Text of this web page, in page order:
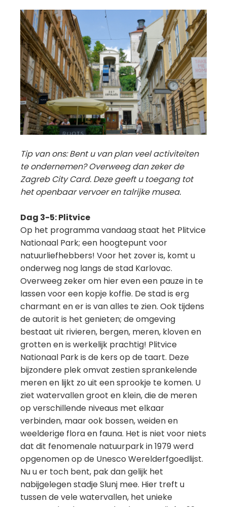
Tip van ons: Bent u van plan veel activiteiten
te ondernemen? Overweeg dan zeker de
Zagreb City Card. Deze geeft u toegang tot
het openbaar vervoer en talrijke musea.
Dag 3-5: Plitvice
Op het programma vandaag staat het Plitvice
Nationaal Park; een hoogtepunt voor
natuurliefhebbers! Voor het zover is, komt u
onderweg nog langs de stad Karlovac.
Overweeg zeker om hier even een pauze in te
lassen voor een kopje koffie. De stad is erg
charmant en er is van alles te zien. Ook tijdens
de autorit is het genieten; de omgeving
bestaat uit rivieren, bergen, meren, kloven en
grotten en is werkelijk prachtig! Plitvice
Nationaal Park is de kers op de taart. Deze
bijzondere plek omvat zestien sprankelende
meren en lijkt zo uit een sprookje te komen. U
ziet watervallen groot en klein, die de meren
op verschillende niveaus met elkaar
verbinden, maar ook bossen, weiden en
weelderige flora en fauna. Het is niet voor niets
dat dit fenomenale natuurpark in 1979 werd
opgenomen op de Unesco Werelderfgoedlijst.
Nu u er toch bent, pak dan gelijk het
nabijgelegen stadje Slunj mee. Hier treft u
tussen de vele watervallen, het unieke